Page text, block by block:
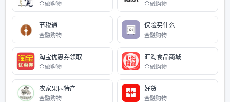
金融购物 金融购物
节税通
金融购物
保险买什么
金融购物
淘宝优惠券领取
金融购物
汇淘食品商城
金融购物
农家果园特产
金融购物
好货
金融购物